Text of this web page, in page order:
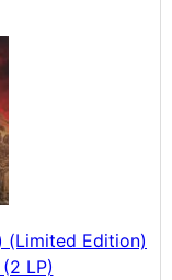
(Limited Edition)
LP)